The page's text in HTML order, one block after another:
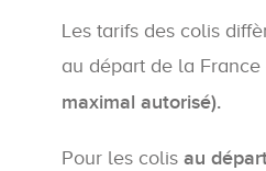
Les tarifs des colis
au départ de la
maximal autorisé).
Pour les colis au